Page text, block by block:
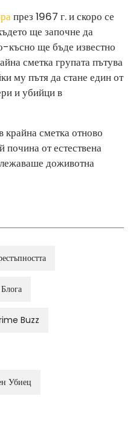
през 1967 г. и скоро се
ще започне да
късно ще бъде известно
сметка групата пътува
му пътя да стане един от
и убийци в
сметка отново
почина от естествена
доживотна
Buzz
Убиец